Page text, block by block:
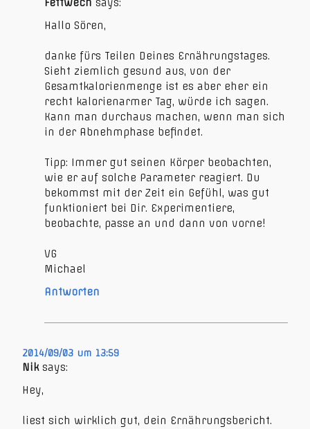
Fettwech says:
Hallo Sören,
danke fürs Teilen Deines Ernährungstages.
Sieht ziemlich gesund aus, von der
Gesamtkalorienmenge ist es aber eher ein
recht kalorienarmer Tag, würde ich sagen.
Kann man durchaus machen, wenn man sich
in der Abnehmphase befindet.
Tipp: Immer gut seinen Körper beobachten,
wie er auf solche Parameter reagiert. Du
bekommst mit der Zeit ein Gefühl, was gut
funktioniert bei Dir. Experimentiere,
beobachte, passe an und dann von vorne!
VG
Michael
Antworten
2014/09/03 um 13:59
Nik says:
Hey,
liest sich wirklich gut, dein Ernährungsbericht.